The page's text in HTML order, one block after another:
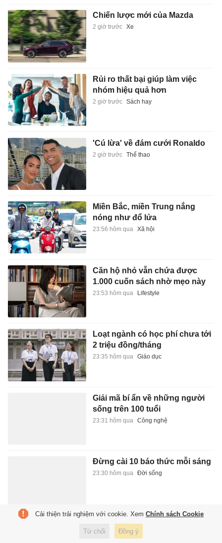
Chiến lược mới của Mazda
2 giờ trước Xe
Rủi ro thất bại giúp làm việc
nhóm hiệu quả hơn
2 giờ trước Sách hay
'Cú lừa' về đám cưới Ronaldo
2 giờ trước Thể thao
Miền Bắc, miền Trung nắng
nóng như đổ lửa
23:56 hôm qua Xã hội
Căn hộ nhỏ vẫn chứa được
1.000 cuốn sách nhờ mẹo này
23:53 hôm qua Lifestyle
Loạt ngành có học phí chưa tới
2 triệu đồng/tháng
23:35 hôm qua Giáo dục
Giải mã bí ẩn về những người
sống trên 100 tuổi
23:31 hôm qua Công nghệ
Đừng cài 10 báo thức mỗi sáng
23:30 hôm qua Đời sống
Tuyển Việt Nam sắp đối đầu
'hậu vệ hay nhất ASEAN Cup
Cải thiện trải nghiệm với cookie. Xem Chính sách Cookie
Từ chối Đồng ý